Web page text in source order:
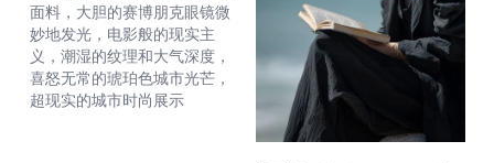
面料，大胆的赛博朋克眼镜微
妙地发光，电影般的现实主
义，潮湿的纹理和大气深度，
喜怒无常的琥珀色城市光芒，
超现实的城市时尚展示